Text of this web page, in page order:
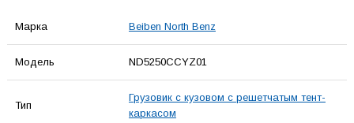
Марка Beiben North Benz
Модель ND5250CCYZ01
Тип
Грузовик с кузовом с решетчатым тент-
каркасом